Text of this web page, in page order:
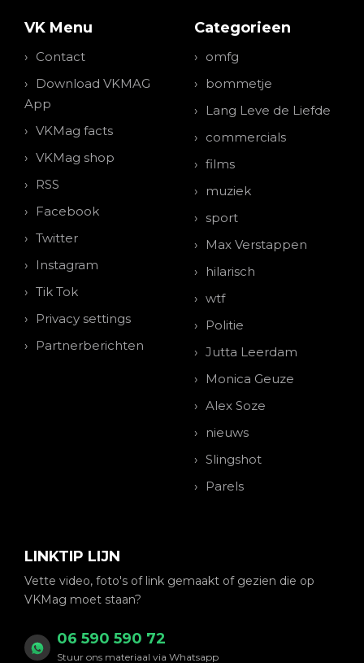
VK Menu
Contact
Download VKMAG
App
VKMag facts
VKMag shop
RSS
Facebook
Twitter
Instagram
Tik Tok
Privacy settings
Partnerberichten
Categorieen
omfg
bommetje
Lang Leve de Liefde
commercials
films
muziek
sport
Max Verstappen
hilarisch
wtf
Politie
Jutta Leerdam
Monica Geuze
Alex Soze
nieuws
Slingshot
Parels
LINKTIP LIJN
Vette video, foto's of link gemaakt of gezien die op
VKMag moet staan?
06 590 590 72
Stuur ons materiaal via Whatsapp